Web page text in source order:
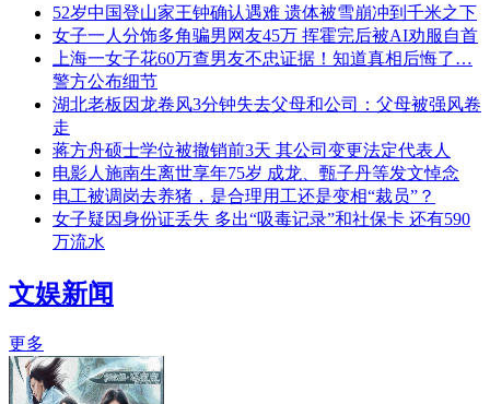
52岁中国登山家王钟确认遇难 遗体被雪崩冲到千米之下
女子一人分饰多角骗男网友45万 挥霍完后被AI劝服自首
上海一女子花60万查男友不忠证据！知道真相后悔了…
警方公布细节
湖北老板因龙卷风3分钟失去父母和公司：父母被强风卷
走
蒋方舟硕士学位被撤销前3天 其公司变更法定代表人
电影人施南生离世享年75岁 成龙、甄子丹等发文悼念
电工被调岗去养猪，是合理用工还是变相“裁员”？
女子疑因身份证丢失 多出“吸毒记录”和社保卡 还有590
万流水
文娱新闻
更多